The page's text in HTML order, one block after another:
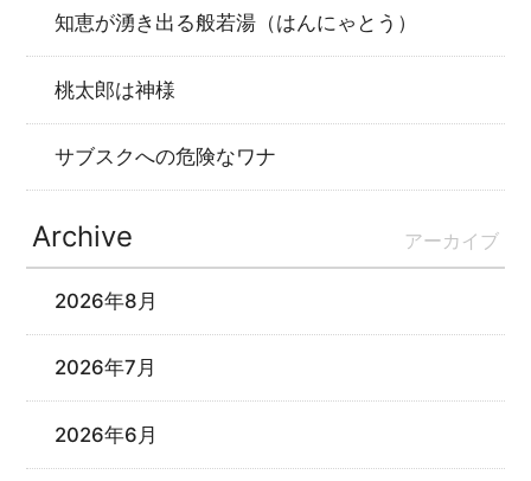
知恵が湧き出る般若湯（はんにゃとう）
桃太郎は神様
サブスクへの危険なワナ
Archive アーカイブ
2026年8月
2026年7月
2026年6月